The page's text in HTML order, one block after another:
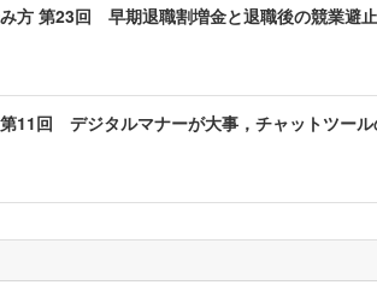
方 第23回 早期退職割増金と退職後の競業避止
11回 デジタルマナーが大事，チャットツール